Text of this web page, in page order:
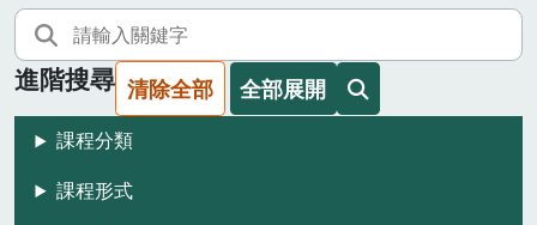
進階搜尋 清除全部 全部展開
課程分類
課程形式